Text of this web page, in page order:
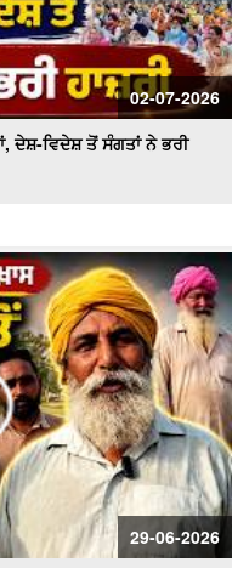
02-07-2026
ਵਿਦੇਸ਼ ਤੋਂ ਸੰਗਤਾਂ ਨੇ ਭਰੀ
29-06-2026